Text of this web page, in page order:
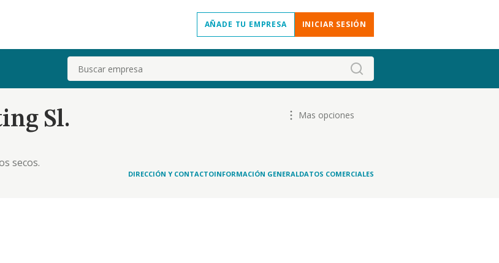
AÑADE TU EMPRESA INICIAR SESIÓN
Buscar
Sl.
secos.
Mas opciones
DIRECCIÓN Y CONTACTOINFORMACIÓN GENERALDATOS COMERCIALES